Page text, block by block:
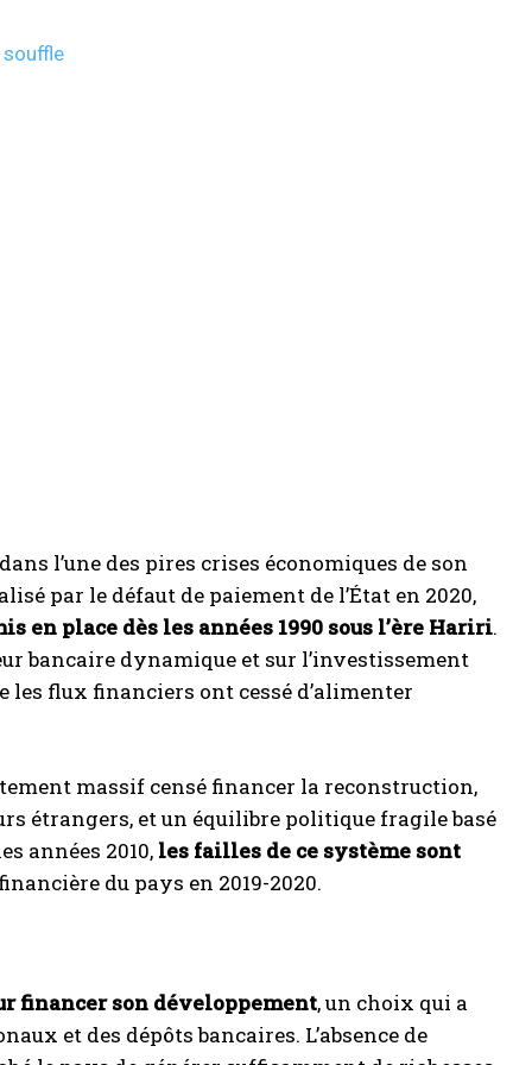
l’une des pires crises économiques de son
par le défaut de paiement de l’État en 2020,
en place dès les années 1990 sous l’ère Hariri.
bancaire dynamique et sur l’investissement
les flux financiers ont cessé d’alimenter
massif censé financer la reconstruction,
étrangers, et un équilibre politique fragile basé
années 2010, les failles de ce système sont
du pays en 2019-2020.
financer son développement, un choix qui a
et des dépôts bancaires. L’absence de